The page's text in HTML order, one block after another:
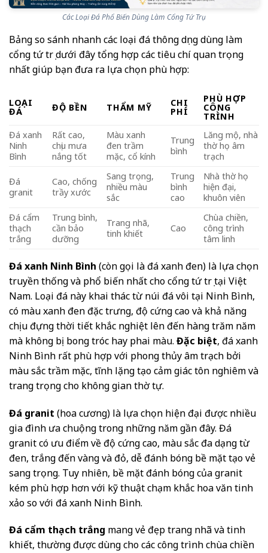
Các Loại Đá Phổ Biến Dùng Làm Cổng Tứ Trụ
Bảng so sánh nhanh các loại đá thông dụng dùng làm
cổng tứ trụ dưới đây tổng hợp các tiêu chí quan trọng
nhất giúp bạn đưa ra lựa chọn phù hợp:
LOẠI
ĐÁ ĐỘ BỀN THẨM MỸ CHI
PHÍ
PHÙ HỢP
CÔNG
TRÌNH
Đá xanh
Ninh
Bình
Rất cao,
chịu mưa
nắng tốt
Màu xanh
đen trầm
mặc, cổ kính
Trung
bình
Lăng mộ, nhà
thờ họ âm
trạch
Đá
granit
Cao, chống
trầy xước
Sang trọng,
nhiều màu
sắc
Trung
bình
cao
Nhà thờ họ
hiện đại,
khuôn viên
Đá cẩm
thạch
trắng
Trung bình,
cần bảo
dưỡng
Trang nhã,
tinh khiết
Cao
Chùa chiền,
công trình
tâm linh
Đá xanh Ninh Bình (còn gọi là đá xanh đen) là lựa chọn
truyền thống và phổ biến nhất cho cổng tứ trụ tại Việt
Nam. Loại đá này khai thác từ núi đá vôi tại Ninh Bình,
có màu xanh đen đặc trưng, độ cứng cao và khả năng
chịu đựng thời tiết khắc nghiệt lên đến hàng trăm năm
mà không bị bong tróc hay phai màu. Đặc biệt, đá xanh
Ninh Bình rất phù hợp với phong thủy âm trạch bởi
màu sắc trầm mặc, tĩnh lặng tạo cảm giác tôn nghiêm và
trang trọng cho không gian thờ tự.
Đá granit (hoa cương) là lựa chọn hiện đại được nhiều
gia đình ưa chuộng trong những năm gần đây. Đá
granit có ưu điểm về độ cứng cao, màu sắc đa dạng từ
đen, trắng đến vàng và đỏ, dễ đánh bóng bề mặt tạo vẻ
sang trọng. Tuy nhiên, bề mặt đánh bóng của granit
kém phù hợp hơn với kỹ thuật chạm khắc hoa văn tinh
xảo so với đá xanh Ninh Bình.
Đá cẩm thạch trắng mang vẻ đẹp trang nhã và tinh
khiết, thường được dùng cho các công trình chùa chiền